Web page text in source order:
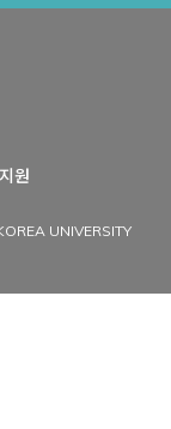
원
UNIVERSITY